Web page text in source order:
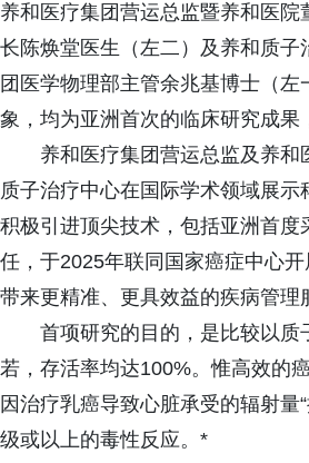
养和医疗集团营运总监暨养和医
长陈焕堂医生（左二）及养和质
团医学物理部主管余兆基博士（
象，均为亚洲首次的临床研究成
养和医疗集团营运总监及养
质子治疗中心在国际学术领域展
积极引进顶尖技术，包括亚洲首
任，于2025年联同国家癌症中心
带来更精准、更具效益的疾病管理
首项研究的目的，是比较以
若，存活率均达100%。惟高效的
因治疗乳癌导致心脏承受的辐射
级或以上的毒性反应。*